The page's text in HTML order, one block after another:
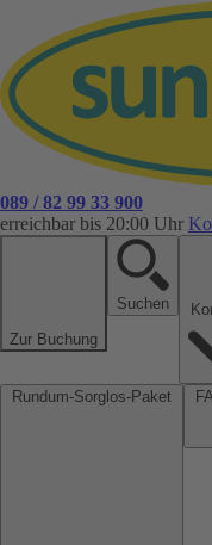
089 / 82 99 33 900
erreichbar bis 20:00 Uhr
Zur Buchung
Suchen